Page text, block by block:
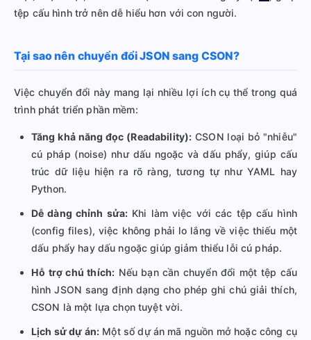
tệp cấu hình trở nên dễ hiểu hơn với con người.
Tại sao nên chuyển đổi JSON sang CSON?
Việc chuyển đổi này mang lại nhiều lợi ích cụ thể trong quá
trình phát triển phần mềm:
Tăng khả năng đọc (Readability): CSON loại bỏ "nhiễu"
cú pháp (noise) như dấu ngoặc và dấu phẩy, giúp cấu
trúc dữ liệu hiện ra rõ ràng, tương tự như YAML hay
Python.
Dễ dàng chỉnh sửa: Khi làm việc với các tệp cấu hình
(config files), việc không phải lo lắng về việc thiếu một
dấu phẩy hay dấu ngoặc giúp giảm thiểu lỗi cú pháp.
Hỗ trợ chú thích: Nếu bạn cần chuyển đổi một tệp cấu
hình JSON sang định dạng cho phép ghi chú giải thích,
CSON là một lựa chọn tuyệt vời.
Lịch sử dự án: Một số dự án mã nguồn mở hoặc công cụ